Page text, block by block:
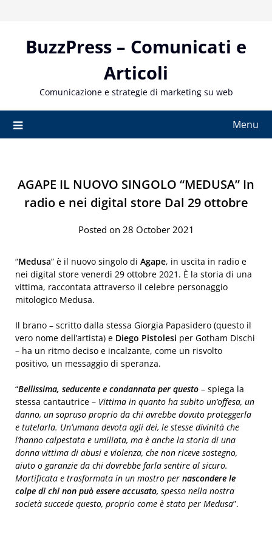
contentBuzzPress – Comunicati e
Articoli
Comunicazione e strategie di marketing su web
Menu
AGAPE IL NUOVO SINGOLO “MEDUSA” In
radio e nei digital store Dal 29 ottobre
Posted on 28 October 2021
“Medusa” è il nuovo singolo di Agape, in uscita in radio e
nei digital store venerdì 29 ottobre 2021. È la storia di una
vittima, raccontata attraverso il celebre personaggio
mitologico Medusa.
Il brano – scritto dalla stessa Giorgia Papasidero (questo il
vero nome dell’artista) e Diego Pistolesi per Gotham Dischi
– ha un ritmo deciso e incalzante, come un risvolto
positivo, un messaggio di speranza.
“Bellissima, seducente e condannata per questo – spiega la
stessa cantautrice – Vittima in quanto ha subito un’offesa, un
danno, un sopruso proprio da chi avrebbe dovuto proteggerla
e tutelarla. Un’umana devota agli dei, le stesse divinità che
l’hanno calpestata e umiliata, ma è anche la storia di una
donna vittima di abusi e violenza, che non riceve sostegno,
aiuto o garanzie da chi dovrebbe farla sentire al sicuro.
Mortificata e trasformata in un mostro per nascondere le
colpe di chi non può essere accusato, spesso nella nostra
società succede questo, proprio come è stato per Medusa”.